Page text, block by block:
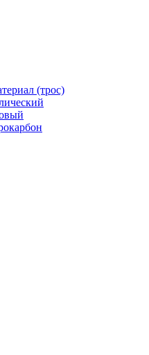
(трос)